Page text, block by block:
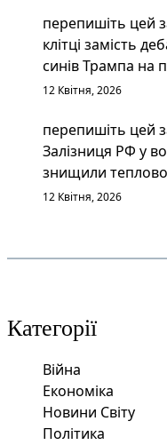
перепишіть цей
клітці замість
синів Трампа на
12 Квітня, 2026
перепишіть цей
Залізниця РФ у
знищили
12 Квітня, 2026
Категорії
Війна
Економіка
Новини Світу
Політика